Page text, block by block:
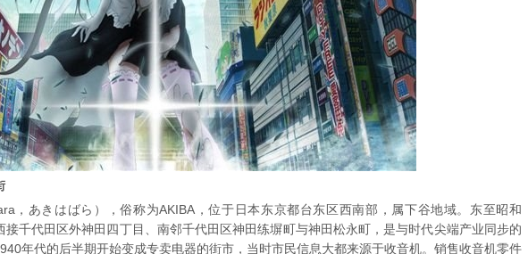
人
蜂
拥
而
至
，あきはばら），俗称为AKIBA，位于日本东京都台东区西南部，属下谷地域。东至昭和
接千代田区外神田四丁目、南邻千代田区神田练塀町与神田松永町，是与时代尖端产业同步的
年代的后半期开始变成专卖电器的街市，当时市民信息大都来源于收音机。销售收音机零件